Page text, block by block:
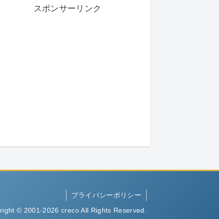
スポンサーリンク
プライバシーポリシー
© 2001-2026 creco All Rights Reserved.